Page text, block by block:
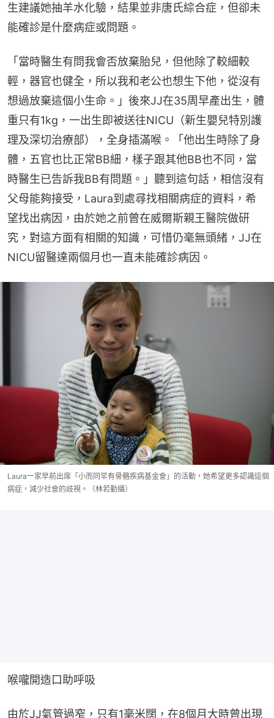
生建議她抽羊水化驗，結果並非唐氏綜合症，但卻未
能確診是什麼病症或問題。
「當時醫生有問我會否放棄胎兒，但他除了較細較
輕，器官也健全，所以我和老公也想生下他，從沒有
想過放棄這個小生命。」後來JJ在35周早產出生，體
重只有1kg，一出生即被送往NICU（新生嬰兒特別護
理及深切治療部），全身插滿喉。「他出生時除了身
體，五官也比正常BB細，樣子跟其他BB也不同，當
時醫生已告訴我BB有問題。」聽到這句話，相信沒有
父母能夠接受，Laura到處尋找相關病症的資料，希
望找出病因，由於她之前曾在威爾斯親王醫院做研
究，對這方面有相關的知識，可惜仍毫無頭緒，JJ在
NICU留醫達兩個月也一直未能確診病因。
Laura一家早前出席「小而同罕有骨骼疾病基金會」的活動，她希望更多認識這個
病症，減少社會的歧視。（林若勤攝）
喉嚨開造口助呼吸
由於JJ氣管過窄，只有1毫米闊，在8個月大時曾出現